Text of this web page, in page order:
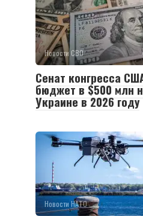
Новости СВО
Сенат конгресса
бюджет в $500 млн
Украине в 2026 году
Новости НАТО